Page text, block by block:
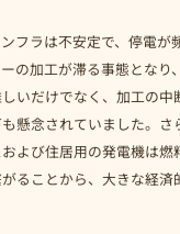
フラは不安定で、停電が
の加工が滞る事態となり
いだけでなく、加工の中
懸念されていました。さ
よび住居用の発電機は燃
ることから、大きな経済